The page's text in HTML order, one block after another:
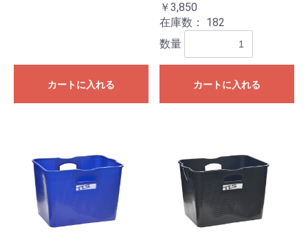
カートに入れる
￥3,850
在庫数： 182
数量
カートに入れる